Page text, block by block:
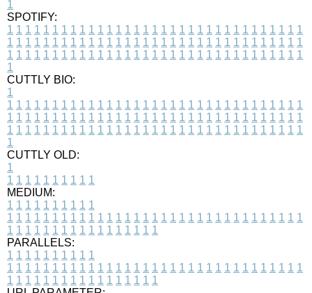
1
SPOTIFY:
1 1 1 1 1 1 1 1 1 1 1 1 1 1 1 1 1 1 1 1 1 1 1 1 1 1 1 1 1 1 1 1 1
1 1 1 1 1 1 1 1 1 1 1 1 1 1 1 1 1 1 1 1 1 1 1 1 1 1 1 1 1 1 1 1 1
1 1 1 1 1 1 1 1 1 1 1 1 1 1 1 1 1 1 1 1 1 1 1 1 1 1 1 1 1 1 1 1 1
1
CUTTLY BIO:
1
1 1 1 1 1 1 1 1 1 1 1 1 1 1 1 1 1 1 1 1 1 1 1 1 1 1 1 1 1 1 1 1 1
1 1 1 1 1 1 1 1 1 1 1 1 1 1 1 1 1 1 1 1 1 1 1 1 1 1 1 1 1 1 1 1 1
1 1 1 1 1 1 1 1 1 1 1 1 1 1 1 1 1 1 1 1 1 1 1 1 1 1 1 1 1 1 1 1 1
1
CUTTLY OLD:
1
1 1 1 1 1 1 1 1 1 1
MEDIUM:
1 1 1 1 1 1 1 1 1 1
1 1 1 1 1 1 1 1 1 1 1 1 1 1 1 1 1 1 1 1 1 1 1 1 1 1 1 1 1 1 1 1 1
1 1 1 1 1 1 1 1 1 1 1 1 1 1 1 1 1
PARALLELS:
1 1 1 1 1 1 1 1 1 1
1 1 1 1 1 1 1 1 1 1 1 1 1 1 1 1 1 1 1 1 1 1 1 1 1 1 1 1 1 1 1 1 1
1 1 1 1 1 1 1 1 1 1 1 1 1 1 1 1 1